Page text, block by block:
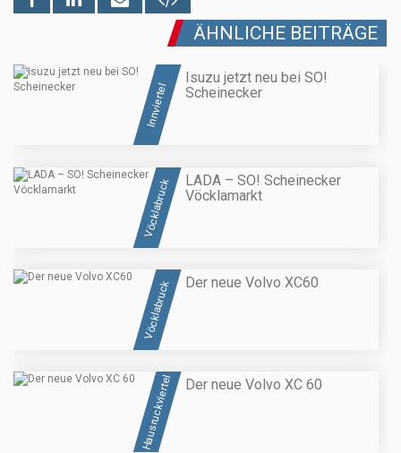
ÄHNLICHE BEITRÄGE
Innviertel
Isuzu jetzt neu bei SO!
Scheinecker
Vöcklabruck
LADA – SO! Scheinecker
Vöcklamarkt
Vöcklabruck Der neue Volvo XC60
Hausruckviertel Der neue Volvo XC 60